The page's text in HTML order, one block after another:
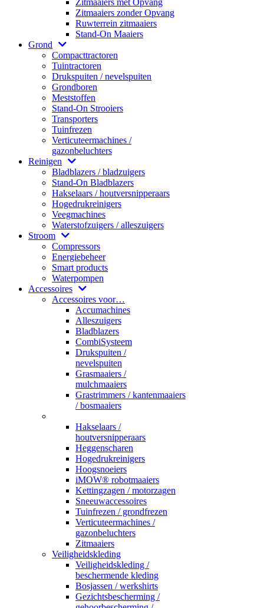
Zitmaaiers met Opvang
Zitmaaiers zonder Opvang
Ruwterrein zitmaaiers
Stand-On Maaiers
Grond
Compacttractoren
Tuintractoren
Drukspuiten / nevelspuiten
Grondboren
Meststoffen
Stand-On Strooiers
Transporters
Tuinfrezen
Verticuteermachines /
gazonbeluchters
Reinigen
Bladblazers / bladzuigers
Stand-On Bladblazers
Hakselaars / houtversnipperaars
Hogedrukreinigers
Veegmachines
Waterstofzuigers / alleszuigers
Stroom
Compressors
Energiebeheer
Smart products
Waterpompen
Accessoires
Accessoires voor…
Accumachines
Alleszuigers
Bladblazers
CombiSysteem
Drukspuiten /
nevelspuiten
Grasmaaiers /
mulchmaaiers
Grastrimmers / kantenmaaiers
/ bosmaaiers
Hakselaars /
houtversnipperaars
Heggenscharen
Hogedrukreinigers
Hoogsnoeiers
iMOW® robotmaaiers
Kettingzagen / motorzagen
Sneeuwaccessoires
Tuinfrezen / grondfrezen
Verticuteermachines /
gazonbeluchters
Zitmaaiers
Veiligheidskleding
Veiligheidskleding /
beschermende kleding
Bosjassen / werkshirts
Gezichtsbescherming /